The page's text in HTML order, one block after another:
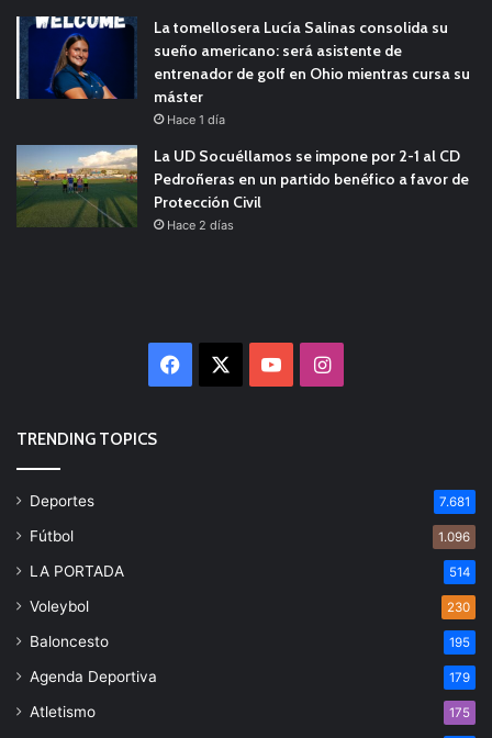
La tomellosera Lucía Salinas consolida su
sueño americano: será asistente de
entrenador de golf en Ohio mientras cursa su
máster
Hace 1 día
La UD Socuéllamos se impone por 2-1 al CD
Pedroñeras en un partido benéfico a favor de
Protección Civil
Hace 2 días
Facebook YouTubeInstagram
TRENDING TOPICS
Deportes 7.681
Fútbol 1.096
LA PORTADA 514
Voleybol 230
Baloncesto 195
Agenda Deportiva 179
Atletismo 175